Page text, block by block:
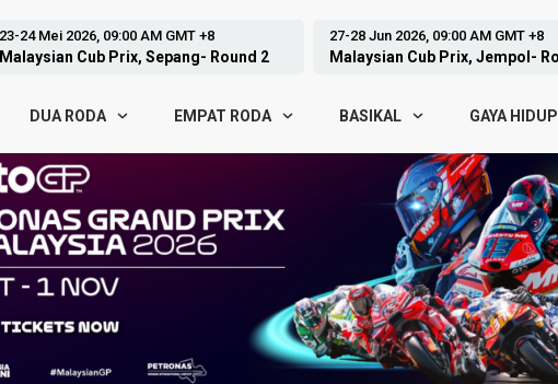
27-28 Jun 2026, 09:00 AM GMT +8
Malaysian Cub Prix, Jempol- Round 3
05-07 Jun 2026, 15:00 PM GMT +8
GP Hungary, Balaton- Round 8
DUA RODA EMPAT RODA BASIKAL GAYA HIDUP